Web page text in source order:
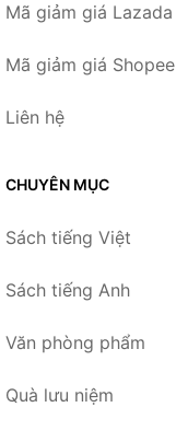
Mã giảm giá Lazada
Mã giảm giá Shopee
Liên hệ
CHUYÊN MỤC
Sách tiếng Việt
Sách tiếng Anh
Văn phòng phẩm
Quà lưu niệm